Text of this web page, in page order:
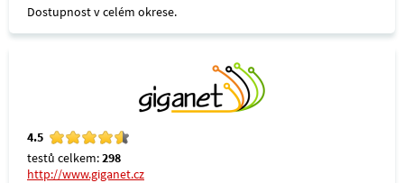
Dostupnost v celém okrese.
4.5
testů celkem:298
http://www.giganet.cz